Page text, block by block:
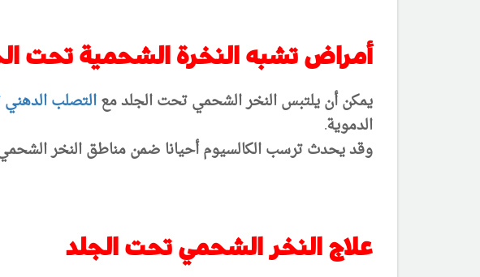
أمراض تشبه النخرة الشحمية تحت
يمكن أن يلتبس النخر الشحمي تحت الجلد معالتصلب
الدموية.
وقد يحدث ترسب الكالسيوم أحيانا ضمن مناطق النخر
علاج النخر الشحمي تحت الجلد